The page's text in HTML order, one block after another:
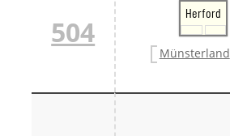
504
Herford
Münsterland